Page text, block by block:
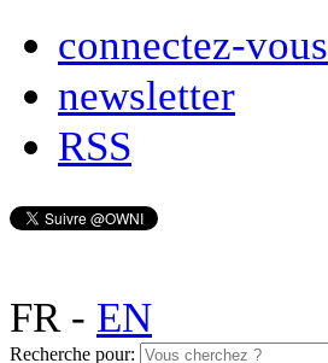
connectez-vous
newsletter
RSS
FR- EN
Recherche pour: